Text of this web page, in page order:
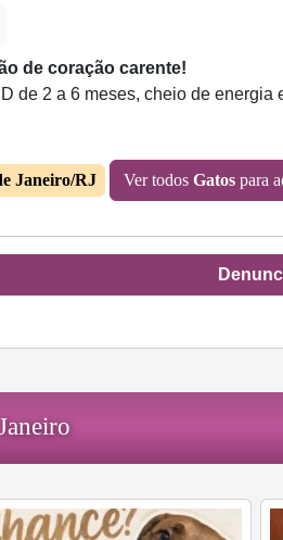
de coração carente!
de 2 a 6 meses, cheio de
Janeiro/RJ Ver todos Gatos para